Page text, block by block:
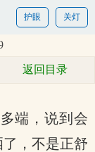
关灯
护眼
返回目录
端，说到会
，不是正舒